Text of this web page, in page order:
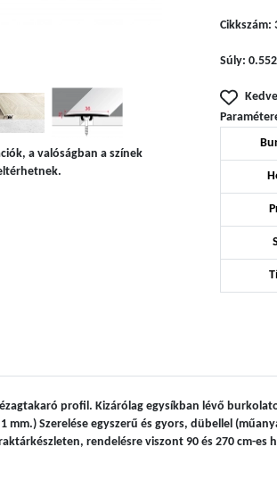
a valóságban a színek
Cikkszám:
Súly:
profil. Kizárólag egysíkban lévő
mm.) Szerelése egyszerű és gyors, dübellel
rendelésre viszont 90 és 270 cm-es